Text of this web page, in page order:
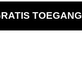
TOEGANG